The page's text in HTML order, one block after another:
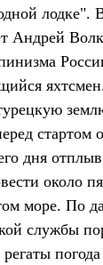
лодке".
Андрей
стартом
дня
около
море. По
службы